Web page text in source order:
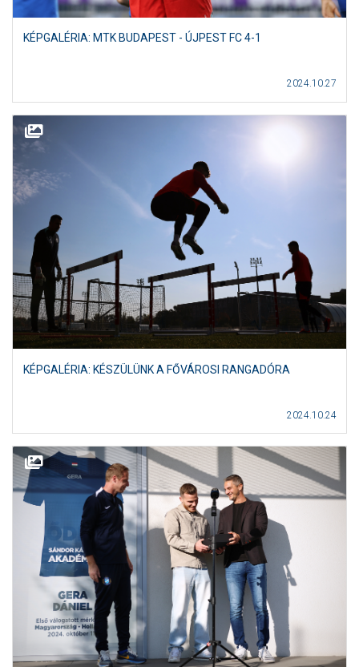
KÉPGALÉRIA: MTK BUDAPEST - ÚJPEST FC 4-1
2024.10.27
KÉPGALÉRIA: KÉSZÜLÜNK A FŐVÁROSI RANGADÓRA
2024.10.24